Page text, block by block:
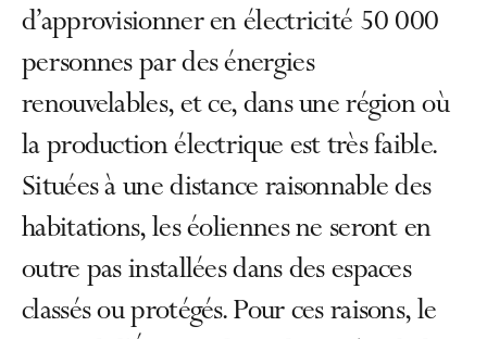
d’approvisionner en électricité 50 000
personnes par des énergies
renouvelables, et ce, dans une région où
la production électrique est très faible.
Situées à une distance raisonnable des
habitations, les éoliennes ne seront en
outre pas installées dans des espaces
classés ou protégés. Pour ces raisons, le